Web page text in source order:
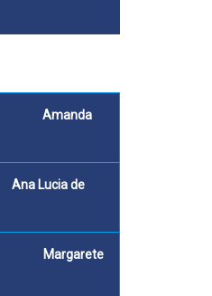
Amanda
de
Margarete